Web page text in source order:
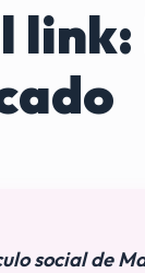
social de